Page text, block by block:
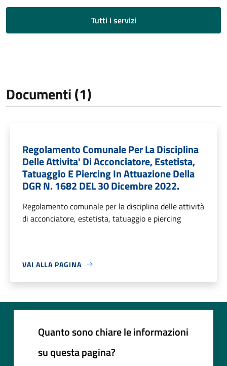
Tutti i servizi
Documenti (1)
Regolamento Comunale Per La Disciplina
Delle Attivita' Di Acconciatore, Estetista,
Tatuaggio E Piercing In Attuazione Della
DGR N. 1682 DEL 30 Dicembre 2022.
Regolamento comunale per la disciplina delle attività
di acconciatore, estetista, tatuaggio e piercing
VAI ALLA PAGINA
Quanto sono chiare le informazioni
su questa pagina?